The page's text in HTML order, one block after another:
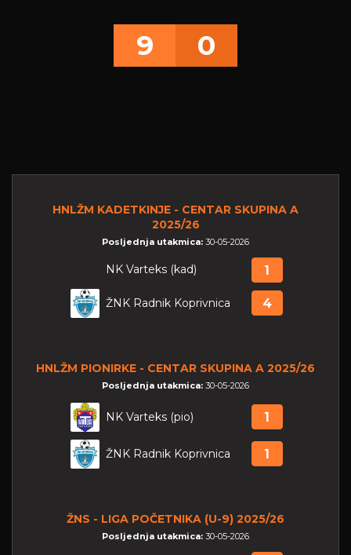
9 0
HNLŽM KADETKINJE - CENTAR SKUPINA A
2025/26
Posljednja utakmica: 30-05-2026
NK Varteks (kad) 1
ŽNK Radnik Koprivnica 4
HNLŽM PIONIRKE - CENTAR SKUPINA A 2025/26
Posljednja utakmica: 30-05-2026
NK Varteks (pio) 1
ŽNK Radnik Koprivnica 1
ŽNS - LIGA POČETNIKA (U-9) 2025/26
Posljednja utakmica: 30-05-2026